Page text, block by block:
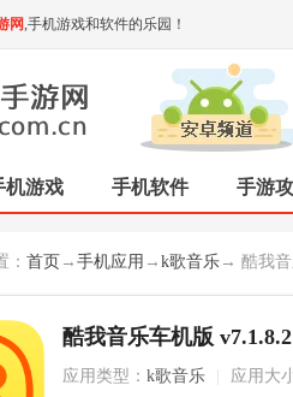
网,手机游戏和软件的乐园！
机游戏 手机软件 手游
： 首页 → 手机应用 → k歌音乐 → 酷我音
酷我音乐车机版
应用类型： k歌音乐 应用大